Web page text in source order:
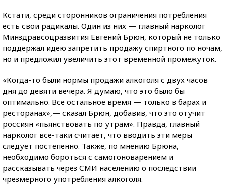
Кстати, среди сторонников ограничения потребления
есть свои радикалы. Один из них — главный нарколог
Минздравсоцразвития Евгений Брюн, который не только
поддержал идею запретить продажу спиртного по ночам,
но и предложил увеличить этот временной промежуток.
«Когда-то были нормы продажи алкоголя с двух часов
дня до девяти вечера. Я думаю, что это было бы
оптимально. Все остальное время — только в барах и
ресторанах»,— сказал Брюн, добавив, что это отучит
россиян «пьянствовать по утрам». Правда, главный
нарколог все-таки считает, что вводить эти меры
следует постепенно. Также, по мнению Брюна,
необходимо бороться с самогоноварением и
рассказывать через СМИ населению о последствии
чрезмерного употребления алкоголя.